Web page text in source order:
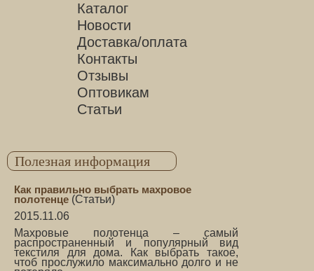
Каталог
Новости
Доставка/оплата
Контакты
Отзывы
Оптовикам
Статьи
Полезная информация
Как правильно выбрать махровое
полотенце (Статьи)
2015.11.06
Махровые полотенца – самый
распространенный и популярный вид
текстиля для дома. Как выбрать такое,
чтоб прослужило максимально долго и не